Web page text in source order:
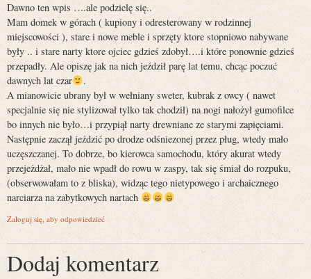
Dawno ten wpis ….ale podzielę się..
Mam domek w górach ( kupiony i odresterowany w rodzinnej
miejscowości ), stare i nowe meble i sprzęty ktore stopniowo nabywane
były .. i stare narty ktore ojciec gdzieś zdobył….i które ponownie gdzieś
przepadły. Ale opiszę jak na nich jeździł parę lat temu, chcąc poczuć
dawnych lat czar
.
A mianowicie ubrany był w wełniany sweter, kubrak z owcy ( nawet
specjalnie się nie stylizował tylko tak chodził) na nogi nałożył gumofilce
bo innych nie było…i przypiął narty drewniane ze starymi zapięciami.
Następnie zaczął jeździć po drodze odśniezonej przez pług, wtedy mało
uczęszczanej. To dobrze, bo kierowca samochodu, który akurat wtedy
przejeżdżał, mało nie wpadł do rowu w zaspy, tak się śmiał do rozpuku,
(obserwowałam to z bliska), widząc tego nietypowego i archaicznego
narciarza na zabytkowych nartach
Zaloguj się, aby odpowiedzieć
Dodaj komentarz